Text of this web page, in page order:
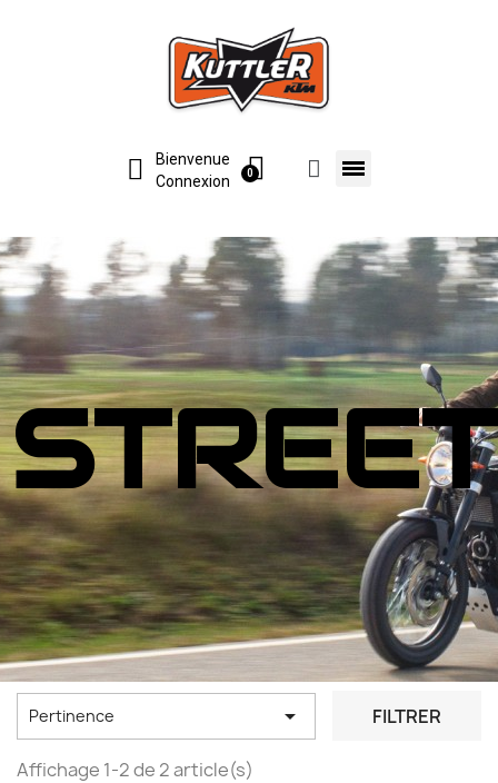
Bienvenue
Connexion
STREET
Pertinence  FILTRER
Affichage 1-2 de 2 article(s)